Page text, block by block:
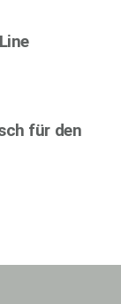
für den